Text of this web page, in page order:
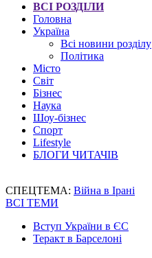
ВСІ РОЗДІЛИ
Головна
Україна
Всі новини розділу
Політика
Місто
Світ
Бізнес
Наука
Шоу-бізнес
Спорт
Lifestyle
БЛОГИ ЧИТАЧІВ
СПЕЦТЕМА: Війна в Ірані
ВСІ ТЕМИ
Вступ України в ЄС
Теракт в Барселоні